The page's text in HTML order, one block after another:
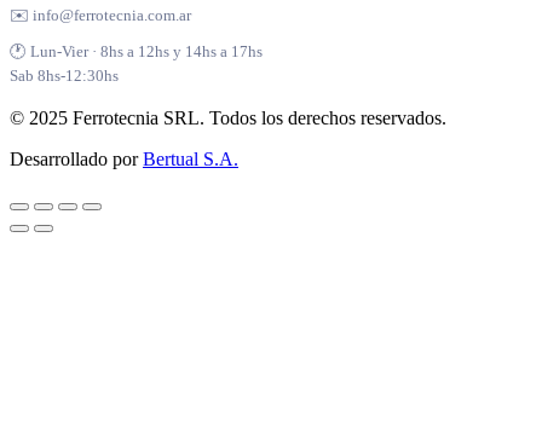
✉️ info@ferrotecnia.com.ar
🕐 Lun-Vier · 8hs a 12hs y 14hs a 17hs
Sab 8hs-12:30hs
© 2025 Ferrotecnia SRL. Todos los derechos reservados.
Desarrollado porBertual S.A.